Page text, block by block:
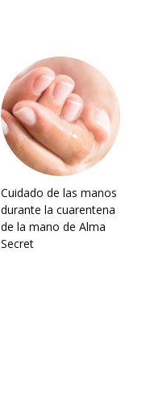
Cuidado de las manos
durante la cuarentena
de la mano de Alma
Secret